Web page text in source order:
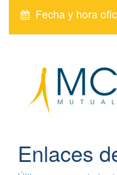
Fecha y hora
Enlaces